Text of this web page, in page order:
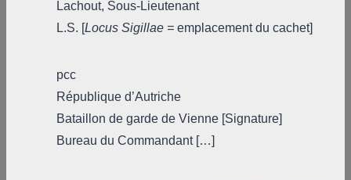
Lachout, Sous-Lieutenant
L.S. [Locus Sigillae = emplacement du cachet]
pcc
République d’Autriche
Bataillon de garde de Vienne [Signature]
Bureau du Commandant […]